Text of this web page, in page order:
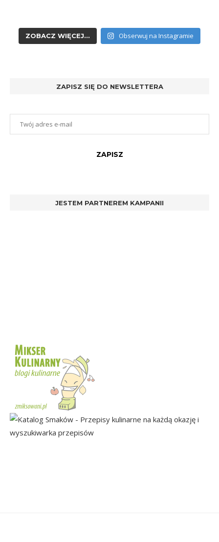
ZOBACZ WIĘCEJ... Obserwuj na Instagramie
ZAPISZ SIĘ DO NEWSLETTERA
JESTEM PARTNEREM KAMPANII